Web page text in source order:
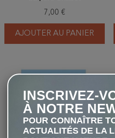
7,00 €
AJOUTER AU PANIER
INSCRIVEZ-
À NOTRE
POUR CONNAÎTRE
ACTUALITÉS DE LA